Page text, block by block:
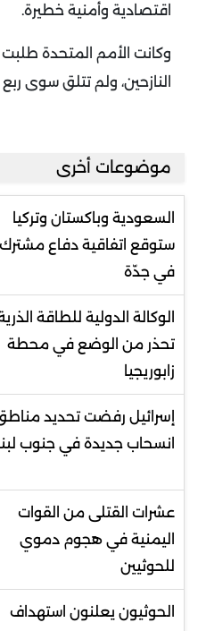
اقتصادية وأمنية خطيرة.
وكانت الأمم المتحدة
النازحين، ولم تتلق سوى ربع
موضوعات أخرى
السعودية وباكستان وتركيا
ستوقع اتفاقية دفاع مشترك
في جدّة
الوكالة الدولية للطاقة
تحذر من الوضع في محطة
زابوريجيا
إسرائيل رفضت تحديد
انسحاب جديدة في جنوب
عشرات القتلى من القوات
اليمنية في هجوم دموي
للحوثيين
الحوثيون يعلنون استهداف